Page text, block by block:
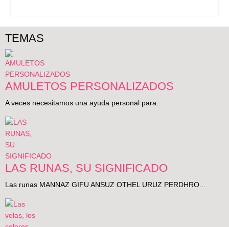
TEMAS
AMULETOS PERSONALIZADOS
A veces necesitamos una ayuda personal para...
LAS RUNAS, SU SIGNIFICADO
Las runas MANNAZ GIFU ANSUZ OTHEL URUZ PERDHRO...